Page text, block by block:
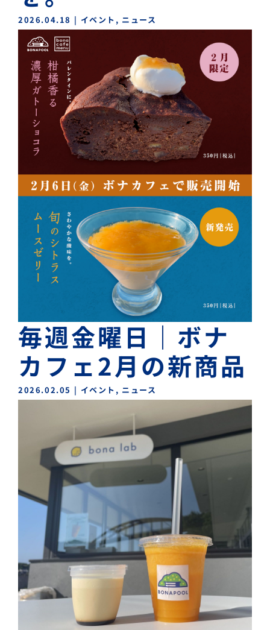
2026.04.18 | イベント , ニュース
毎週金曜日｜ボナ
カフェ2月の新商品
2026.02.05 | イベント , ニュース